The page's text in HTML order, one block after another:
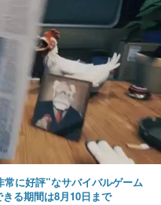
に好評”なサバイバルゲーム
る期間は8月10日まで